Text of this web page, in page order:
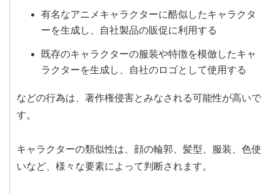
有名なアニメキャラクターに酷似したキャラクタ
ーを生成し、自社製品の販促に利用する
既存のキャラクターの服装や特徴を模倣したキャ
ラクターを生成し、自社のロゴとして使用する
などの行為は、著作権侵害とみなされる可能性が高いで
す。
キャラクターの類似性は、顔の輪郭、髪型、服装、色使
いなど、様々な要素によって判断されます。